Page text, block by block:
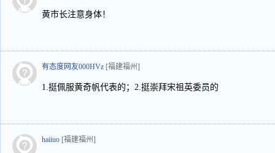
黄市长注意身体！
有态度网友000HVz [福建福州]
1.挺佩服黄奇帆代表的；2.挺崇拜宋祖英委员的
haiiuo [福建福州]